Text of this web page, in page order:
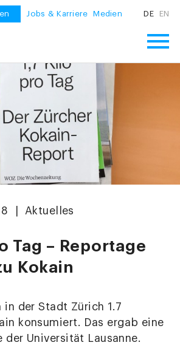
Jobs & Karriere Medien DE EN
| Aktuelles
Tag – Reportage
Kokain
in der Stadt Zürich 1.7
konsumiert. Das ergab eine
der Universität Lausanne.